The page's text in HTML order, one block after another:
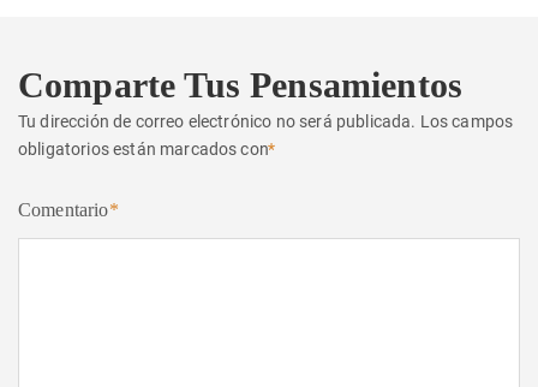
Comparte Tus Pensamientos
Tu dirección de correo electrónico no será publicada. Los campos
obligatorios están marcados con*
Comentario*